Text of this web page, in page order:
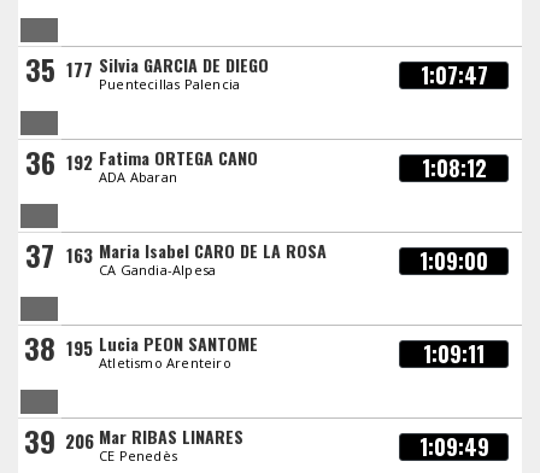
35 177 Silvia GARCIA DE DIEGO
Puentecillas Palencia 1:07:47
36 192 Fatima ORTEGA CANO
ADA Abaran 1:08:12
37 163 Maria Isabel CARO DE LA ROSA
CA Gandia-Alpesa 1:09:00
38 195 Lucia PEON SANTOME
Atletismo Arenteiro 1:09:11
39 206 Mar RIBAS LINARES
CE Penedès 1:09:49